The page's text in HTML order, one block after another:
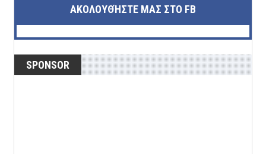
ΑΚΟΛΟΥΘΉΣΤΕ ΜΑΣ ΣΤΟ FB
SPONSOR